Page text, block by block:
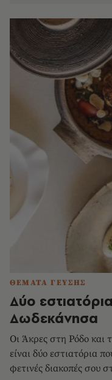
ΘΕΜΑΤΑ ΓΕΥΣΗΣ
Δύο
Δωδεκάνησα
Οι Άκρες στη Ρόδο και
είναι δύο εστιατόρια
φετινές διακοπές σου